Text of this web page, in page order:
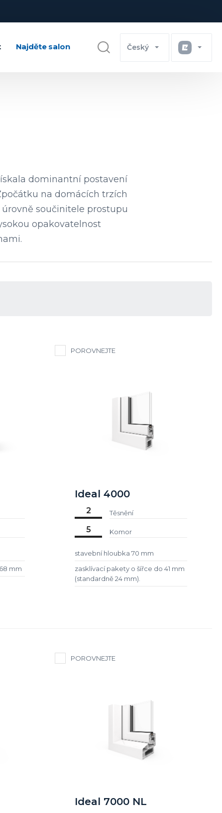
Najděte salon Český
dominantní postavení
na domácích trzích
součinitele prostupu
opakovatelnost
mm
POROVNEJTE
Ideal 4000
2 Těsnění
5 Komor
stavební hloubka 70 mm
zasklívací pakety o šířce do 41 mm
(standardně 24 mm).
POROVNEJTE
Ideal 7000 NL